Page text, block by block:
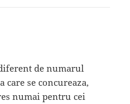
de numarul
se concureaza,
numai pentru cei